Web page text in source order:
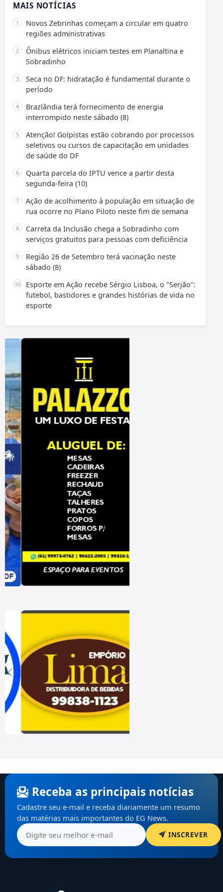
MAIS NOTÍCIAS
Novos Zebrinhas começam a circular em quatro
regiões administrativas
Ônibus elétricos iniciam testes em Planaltina e
Sobradinho
Seca no DF: hidratação é fundamental durante o
período
Brazlândia terá fornecimento de energia
interrompido neste sábado (8)
Atenção! Golpistas estão cobrando por processos
seletivos ou cursos de capacitação em unidades
de saúde do DF
Quarta parcela do IPTU vence a partir desta
segunda-feira (10)
Ação de acolhimento à população em situação de
rua ocorre no Plano Piloto neste fim de semana
Carreta da Inclusão chega a Sobradinho com
serviços gratuitos para pessoas com deficiência
Região 26 de Setembro terá vacinação neste
sábado (8)
Esporte em Ação recebe Sérgio Lisboa, o "Serjão":
futebol, bastidores e grandes histórias de vida no
esporte
Receba as principais notícias
Cadastre seu e-mail e receba diariamente um resumo
das matérias mais importantes do EG News.
INSCREVER